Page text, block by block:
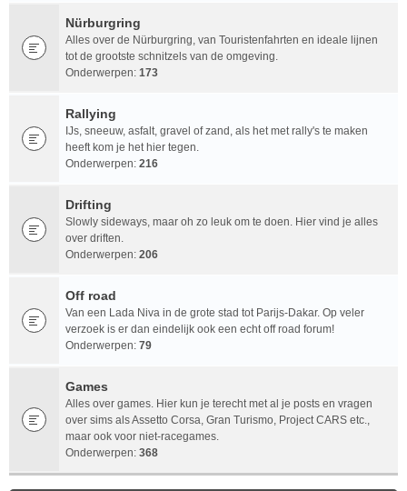
Nürburgring
Alles over de Nürburgring, van Touristenfahrten en ideale lijnen
tot de grootste schnitzels van de omgeving.
Onderwerpen: 173
Rallying
IJs, sneeuw, asfalt, gravel of zand, als het met rally's te maken
heeft kom je het hier tegen.
Onderwerpen: 216
Drifting
Slowly sideways, maar oh zo leuk om te doen. Hier vind je alles
over driften.
Onderwerpen: 206
Off road
Van een Lada Niva in de grote stad tot Parijs-Dakar. Op veler
verzoek is er dan eindelijk ook een echt off road forum!
Onderwerpen: 79
Games
Alles over games. Hier kun je terecht met al je posts en vragen
over sims als Assetto Corsa, Gran Turismo, Project CARS etc.,
maar ook voor niet-racegames.
Onderwerpen: 368